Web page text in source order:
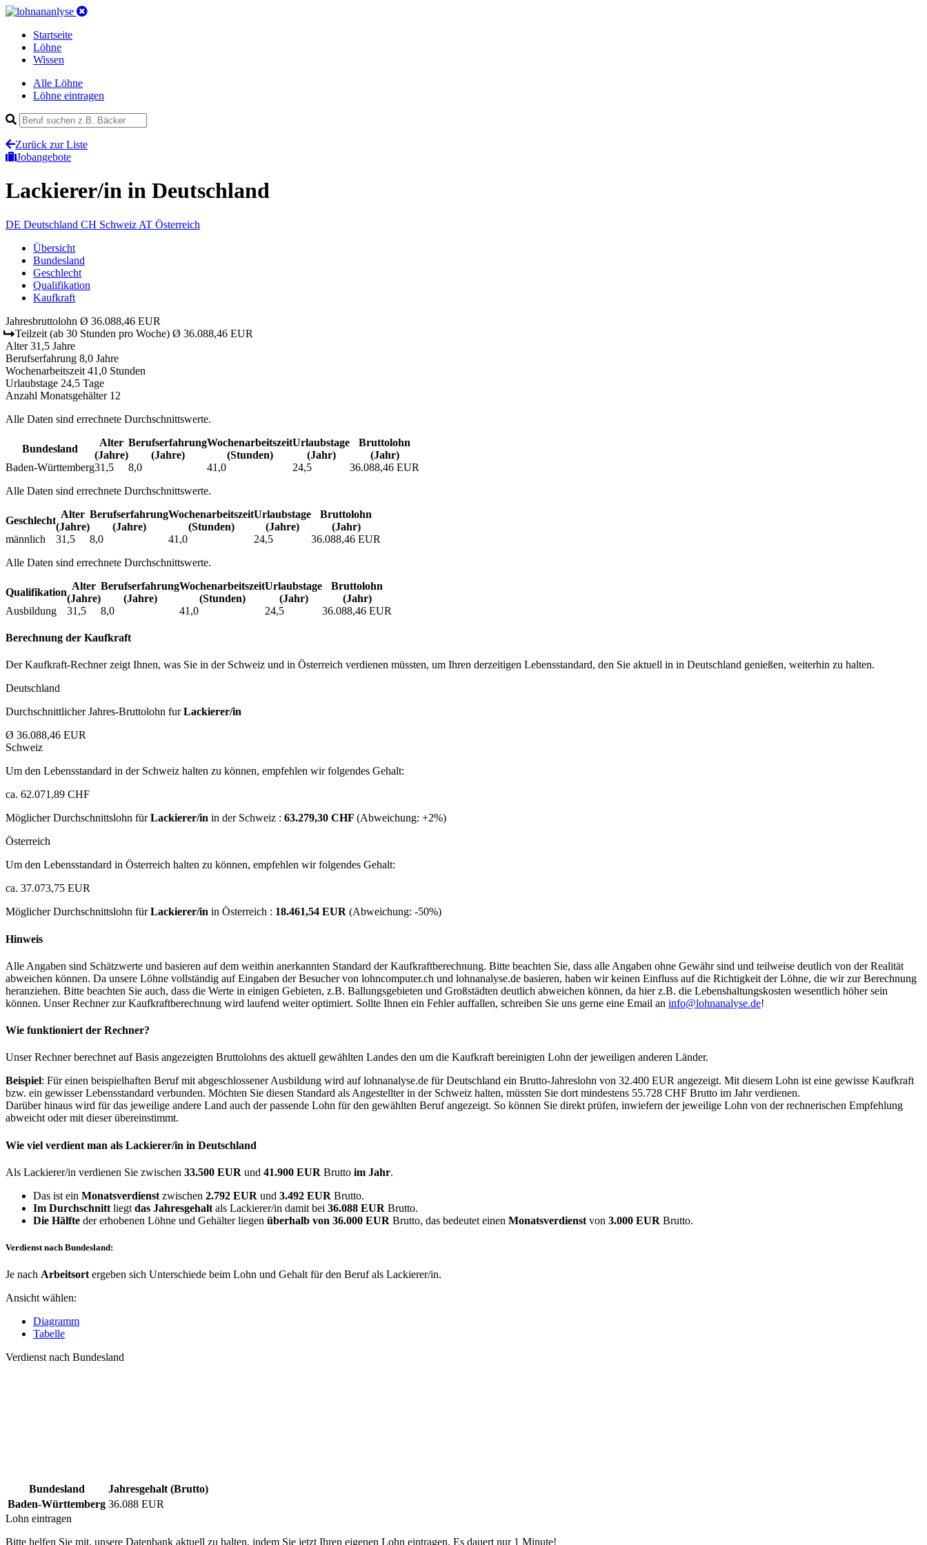
Startseite
Löhne
Wissen
Alle Löhne
Löhne eintragen
Zurück zur Liste
Jobangebote
Lackierer/in in Deutschland
DE Deutschland CH Schweiz AT Österreich
Übersicht
Bundesland
Geschlecht
Qualifikation
Kaufkraft
Jahresbruttolohn Ø 36.088,46 EUR
Teilzeit (ab 30 Stunden pro Woche) Ø 36.088,46 EUR
Alter 31,5 Jahre
Berufserfahrung 8,0 Jahre
Wochenarbeitszeit 41,0 Stunden
Urlaubstage 24,5 Tage
Anzahl Monatsgehälter 12
Alle Daten sind errechnete Durchschnittswerte.
Bundesland
Alter
(Jahre)
Berufs­erfahrung
(Jahre)
Wochen­arbeitszeit
(Stunden)
Urlaubs­tage
(Jahr)
Bruttolohn
(Jahr)
Baden-Württemberg31,5 8,0 41,0 24,5
36.088,46 EUR
Alle Daten sind errechnete Durchschnittswerte.
Geschlecht
Alter
(Jahre)
Berufs­erfahrung
(Jahre)
Wochen­arbeitszeit
(Stunden)
Urlaubs­tage
(Jahre)
Bruttolohn
(Jahr)
männlich
31,5 8,0 41,0 24,5
36.088,46 EUR
Alle Daten sind errechnete Durchschnittswerte.
Qualifikation
Alter
(Jahre)
Berufs­erfahrung
(Jahre)
Wochen­arbeitszeit
(Stunden)
Urlaubs­tage
(Jahr)
Bruttolohn
(Jahr)
Ausbildung
31,5 8,0 41,0 24,5 36.088,46 EUR
Berechnung der Kaufkraft
Der Kaufkraft-Rechner zeigt Ihnen, was Sie in der Schweiz und in Österreich verdienen müssten, um Ihren derzeitigen Lebensstandard, den Sie aktuell in in Deutschland genießen, weiterhin zu halten.
Deutschland
Durchschnittlicher Jahres-Bruttolohn furLackierer/in
Ø 36.088,46 EUR
Schweiz
Um den Lebensstandard in der Schweiz halten zu können, empfehlen wir folgendes Gehalt:
ca. 62.071,89 CHF
Möglicher Durchschnittslohn fürLackierer/in in der Schweiz : 63.279,30 CHF (Abweichung: +2%)
Österreich
Um den Lebensstandard in Österreich halten zu können, empfehlen wir folgendes Gehalt:
ca. 37.073,75 EUR
Möglicher Durchschnittslohn fürLackierer/in in Österreich : 18.461,54 EUR (Abweichung: -50%)
Hinweis
Alle Angaben sind Schätzwerte und basieren auf dem weithin anerkannten Standard der Kaufkraftberechnung. Bitte beachten Sie, dass alle Angaben ohne Gewähr sind und teilweise deutlich von der Realität
abweichen können. Da unsere Löhne vollständig auf Eingaben der Besucher von lohncomputer.ch und lohnanalyse.de basieren, haben wir keinen Einfluss auf die Richtigkeit der Löhne, die wir zur Berechnung
heranziehen. Bitte beachten Sie auch, dass die Werte in einigen Gebieten, z.B. Ballungsgebieten und Großstädten deutlich abweichen können, da hier z.B. die Lebenshaltungskosten wesentlich höher sein
können. Unser Rechner zur Kaufkraftberechnung wird laufend weiter optimiert. Sollte Ihnen ein Fehler auffallen, schreiben Sie uns gerne eine Email an info@lohnanalyse.de!
Wie funktioniert der Rechner?
Unser Rechner berechnet auf Basis angezeigten Bruttolohns des aktuell gewählten Landes den um die Kaufkraft bereinigten Lohn der jeweiligen anderen Länder.
Beispiel: Für einen beispielhaften Beruf mit abgeschlossener Ausbildung wird auf lohnanalyse.de für Deutschland ein Brutto-Jahreslohn von 32.400 EUR angezeigt. Mit diesem Lohn ist eine gewisse Kaufkraft
bzw. ein gewisser Lebensstandard verbunden. Möchten Sie diesen Standard als Angestellter in der Schweiz halten, müssten Sie dort mindestens 55.728 CHF Brutto im Jahr verdienen.
Darüber hinaus wird für das jeweilige andere Land auch der passende Lohn für den gewählten Beruf angezeigt. So können Sie direkt prüfen, inwiefern der jeweilige Lohn von der rechnerischen Empfehlung
abweicht oder mit dieser übereinstimmt.
Wie viel verdient man als Lackierer/in in Deutschland
Als Lackierer/in verdienen Sie zwischen 33.500 EUR und 41.900 EUR Brutto im Jahr.
Das ist ein Monatsverdienst zwischen 2.792 EUR und 3.492 EUR Brutto.
Im Durchschnitt liegt das Jahresgehalt als Lackierer/in damit bei 36.088 EUR Brutto.
Die Hälfte der erhobenen Löhne und Gehälter liegen überhalb von 36.000 EUR Brutto, das bedeutet einen Monatsverdienst von 3.000 EUR Brutto.
Verdienst nach Bundesland:
Je nach Arbeitsort ergeben sich Unterschiede beim Lohn und Gehalt für den Beruf als Lackierer/in.
Ansicht wählen:
Diagramm
Tabelle
Verdienst nach Bundesland
Bundesland
Jahresgehalt (Brutto)
Baden-Württemberg 36.088 EUR
Lohn eintragen
Bitte helfen Sie mit, unsere Datenbank aktuell zu halten, indem Sie jetzt Ihren eigenen Lohn eintragen. Es dauert nur 1 Minute!